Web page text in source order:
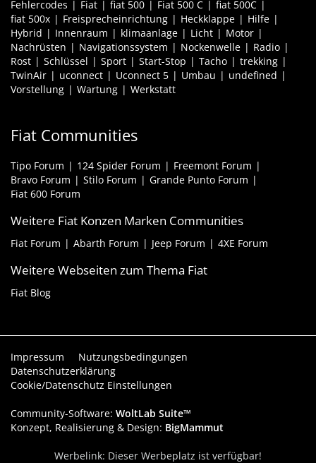
Fehlercodes
Fiat fiat 500 Fiat 500 C
fiat 500C
fiat 500x
Freisprecheinrichtung Heckklappe
Hilfe
Hybrid
Innenraum klimaanlage Licht
Motor
Nachrüsten
Navigationssystem Nockenwelle
Radio
Rost
Schlüssel Sport Start-Stop Tacho
trekking
TwinAir
uconnect Uconnect 5 Umbau
undefined
Vorstellung
Wartung Werkstatt
Fiat Communities
Tipo Forum 124 Spider Forum
Freemont Forum
Bravo Forum
Stilo Forum
Grande Punto Forum
Fiat 600 Forum
Weitere Fiat Konzen Marken Communities
Fiat Forum Abarth Forum Jeep Forum 4XE Forum
Weitere Webseiten zum Thema Fiat
Fiat Blog
Impressum
Nutzungsbedingungen
Datenschutzerklärung
Cookie/Datenschutz Einstellungen
Community-Software: WoltLab Suite™
Konzept, Realisierung & Design: BigMammut
Werbelink: Dieser Werbeplatz ist verfügbar!